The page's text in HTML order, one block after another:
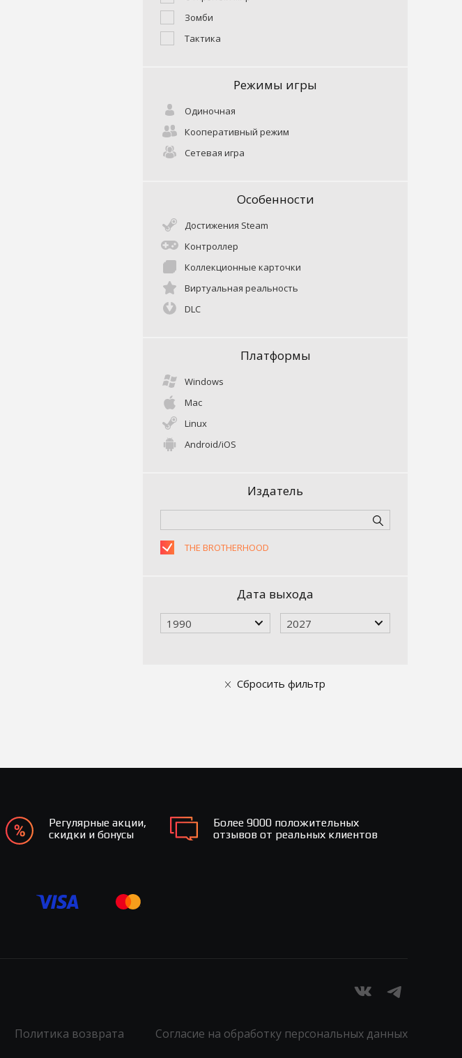
Зомби
Тактика
Режимы игры
Одиночная
Кооперативный режим
Сетевая игра
Особенности
Достижения Steam
Контроллер
Коллекционные карточки
Виртуальная реальность
DLC
Платформы
Windows
Mac
Linux
Android/iOS
Издатель
THE BROTHERHOOD
Дата выхода
1990 2027
Сбросить фильтр
Регулярные акции,
скидки и бонусы
Более 9000 положительных
отзывов от реальных клиентов
Политика возврата Согласие на обработку персональных данных